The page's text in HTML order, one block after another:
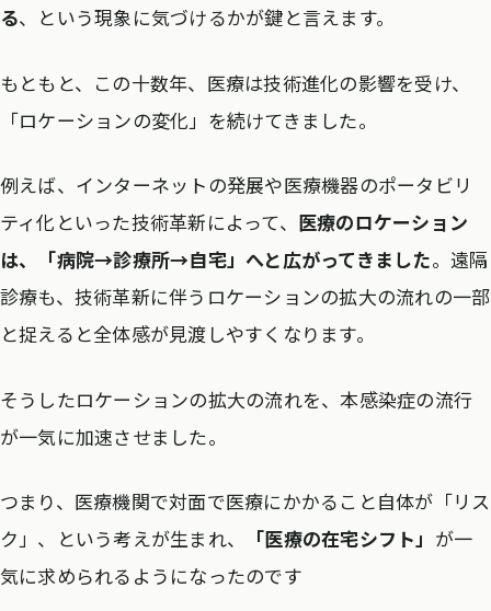
る、という現象に気づけるかが鍵と言えます。
もともと、この十数年、医療は技術進化の影響を受け、
「ロケーションの変化」を続けてきました。
例えば、インターネットの発展や医療機器のポータビリ
ティ化といった技術革新によって、
医療のロケーション
は、「病院→診療所→自宅」へと広がってきました。遠隔
診療も、技術革新に伴うロケーションの拡大の流れの一部
と捉えると全体感が見渡しやすくなります。
そうしたロケーションの拡大の流れを、本感染症の流行
が一気に加速させました。
つまり、医療機関で対面で医療にかかること自体が「リス
ク」、という考えが生まれ、
「医療の在宅シフト」 が一
気に求められるようになったのです